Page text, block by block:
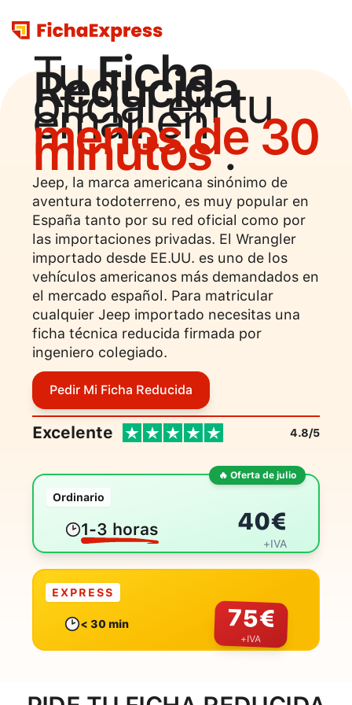
TuFicha
Reducida
oficial en tu
email en
menos de 30
minutos .
Jeep, la marca americana sinónimo de
aventura todoterreno, es muy popular en
España tanto por su red oficial como por
las importaciones privadas. El Wrangler
importado desde EE.UU. es uno de los
vehículos americanos más demandados en
el mercado español. Para matricular
cualquier Jeep importado necesitas una
ficha técnica reducida firmada por
ingeniero colegiado.
Pedir Mi Ficha Reducida
Excelente 4.8/5
🔥 Oferta de julio
Ordinario
1-3 horas 40€
+IVA
EXPRESS
< 30 min 75€
+IVA